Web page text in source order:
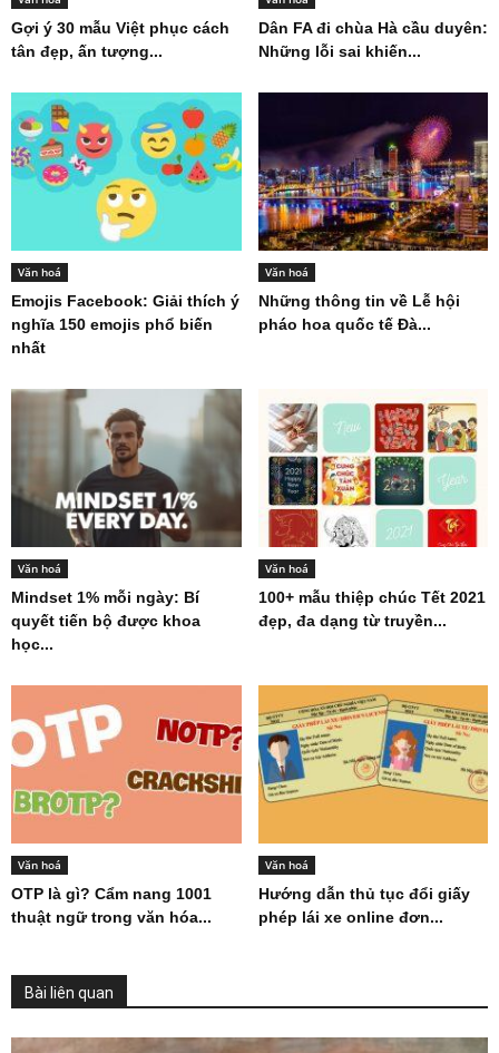
Gợi ý 30 mẫu Việt phục cách
tân đẹp, ấn tượng...
Dân FA đi chùa Hà cầu duyên:
Những lỗi sai khiến...
Văn hoá
Emojis Facebook: Giải thích ý
nghĩa 150 emojis phổ biến
nhất
Văn hoá
Những thông tin về Lễ hội
pháo hoa quốc tế Đà...
Văn hoá
Mindset 1% mỗi ngày: Bí
quyết tiến bộ được khoa
học...
Văn hoá
100+ mẫu thiệp chúc Tết 2021
đẹp, đa dạng từ truyền...
Văn hoá
OTP là gì? Cẩm nang 1001
thuật ngữ trong văn hóa...
Văn hoá
Hướng dẫn thủ tục đổi giấy
phép lái xe online đơn...
Bài liên quan